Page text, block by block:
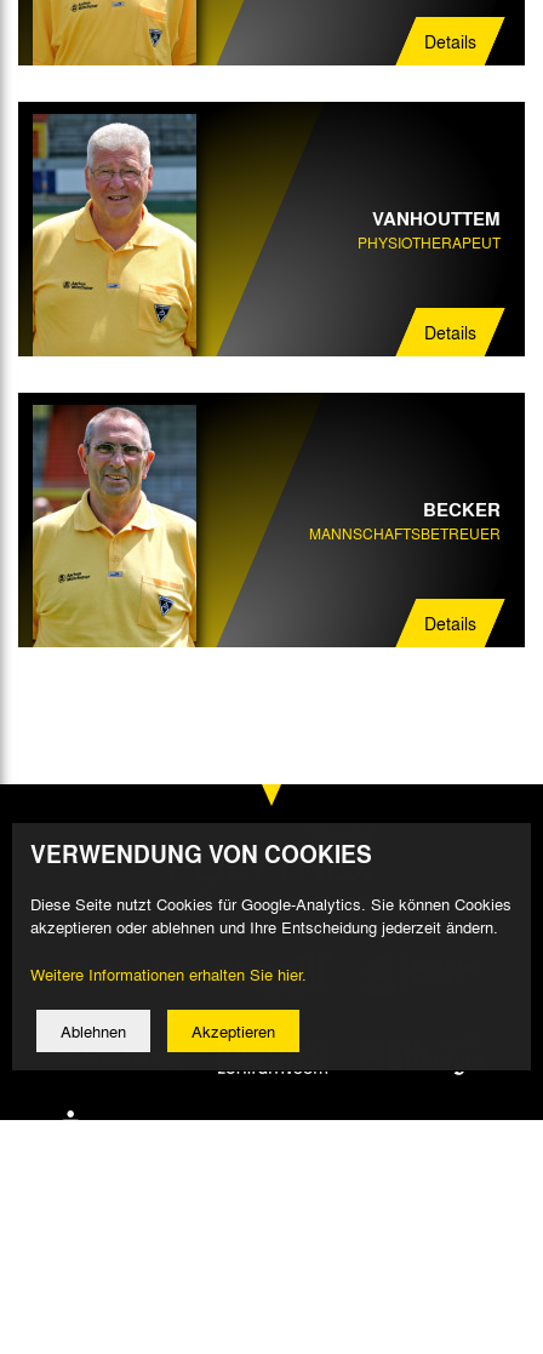
Details
VANHOUTTEM
PHYSIOTHERAPEUT
Details
BECKER
MANNSCHAFTSBETREUER
Details
VERWENDUNG VON COOKIES
Diese Seite nutzt Cookies für Google-Analytics. Sie können Cookies
akzeptieren oder ablehnen und Ihre Entscheidung jederzeit ändern.
Weitere Informationen erhalten Sie hier.
Ablehnen Akzeptieren